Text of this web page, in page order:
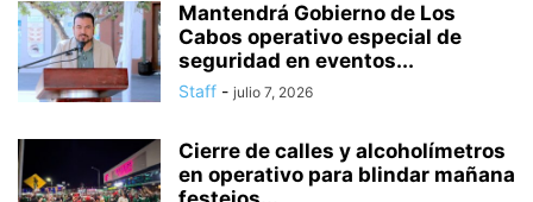
Mantendrá Gobierno de Los
Cabos operativo especial de
seguridad en eventos...
Staff - julio 7, 2026
Cierre de calles y alcoholímetros
en operativo para blindar mañana